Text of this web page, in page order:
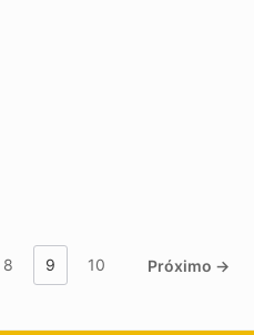
8 9 10 Próximo →